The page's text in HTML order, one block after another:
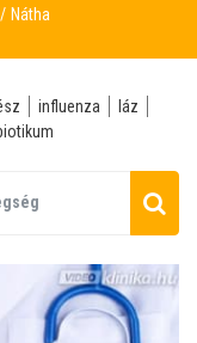
Nátha
influenza
láz